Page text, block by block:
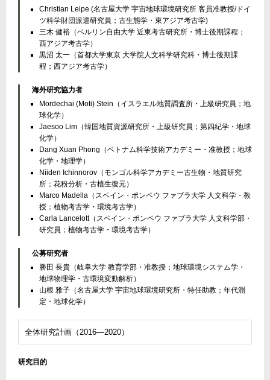
Christian Leipe (名古屋大学 宇宙地球環境研究所 客員准教授/ドイ
ツ科学財団派遣研究員；古生態学・東アジア考古学)
三木 健裕（ベルリン自由大学 近東考古研究所・博士後期課程；
西アジア考古学）
黒沼 太一（首都大学東京 大学院人文科学研究科・博士後期課
程；西アジア考古学）
海外研究協力者
Mordechai (Moti) Stein（イスラエル地質調査所・上級研究員；地
球化学）
Jaesoo Lim（韓国地質資源研究所・上級研究員；第四紀学・地球
化学）
Dang Xuan Phong（ベトナム科学技術アカデミー・准教授；地球
化学・地理学）
Niiden Ichinnorov（モンゴル科学アカデミー古生物・地質研究
所；花粉分析・古植生復元）
Marco Madella（スペイン・ポンペウ ファブラ大学 人文科学・教
授；植物考古学・環境考古学）
Carla Lancelott（スペイン・ポンペウ ファブラ大学 人文科学部・
研究員；植物考古学・環境考古学）
公募研究者
勝田 長貴（岐阜大学 教育学部・准教授；地球環境システム学・
地球物理学・古環境変動解析）
山根 雅子（名古屋大学 宇宙地球環境研究所・特任助教；年代測
定・地球化学）
全体研究計画（2016―2020）
研究目的